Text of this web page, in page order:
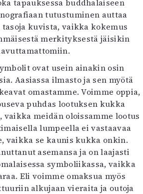
tapauksessa buddhalaiseen
tutustuminen auttaa
kuvista, vaikka kokemus
merkityksestä jäisikin
ovat usein ainakin osin
Aasiassa ilmasto ja sen myötä
omastamme. Voimme oppia,
puhdas lootuksen kukka
meidän oloissamme lootus
lumpeella ei vastaavaa
vaikka se kaunis kukka onkin.
asemansa ja on laajasti
symboliikassa, vaikka
Eli voimme omaksua myös
alkujaan vieraita ja outoja